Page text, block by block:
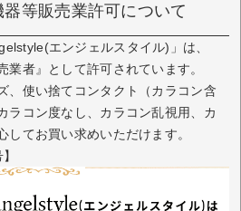
等販売業許可について
エンジェルスタイル)」は、
業者』として許可されています。
、使い捨てコンタクト（カラコン含
ラコン度なし、カラコン乱視用、カ
してお買い求めいただけます。